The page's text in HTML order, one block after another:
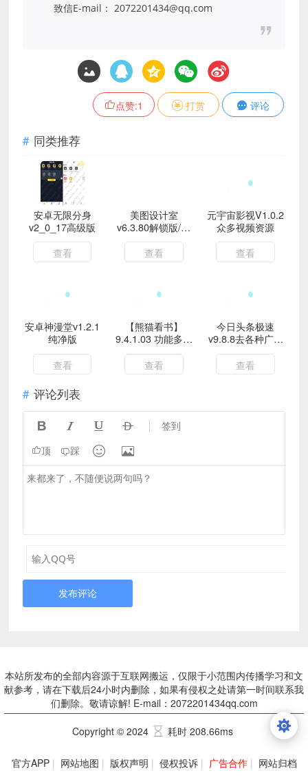
致信E-mail： 2072201434@qq.com
评论
打赏
点赞:1
同类推荐
安卓无限分身
v2_0_17高级版
查看
美图设计室
v6.3.80解锁版/AI
作图海报编辑
查看
元宇宙影视V1.0.2
众多视频资源
查看
安卓神漫堂v1.2.1
纯净版
查看
【熊猫看书】
9.4.1.03 功能多元
化
查看
今日头条极速
v9.8.8去各种广告
纯净版
查看
评论列表
    签到
顶 踩  
发布评论
本站所发布的全部内容源于互联网搬运，仅限于小范围内传播学习和文
献参考，请在下载后24小时内删除，如果有侵权之处请第一时间联系我
们删除。敬请谅解! E-mail：2072201434qq.com
Copyright © 2024 耗时 208.66ms
官方APP | 网站地图 | 版权声明 | 侵权投诉 | 广告合作 | 网站归档